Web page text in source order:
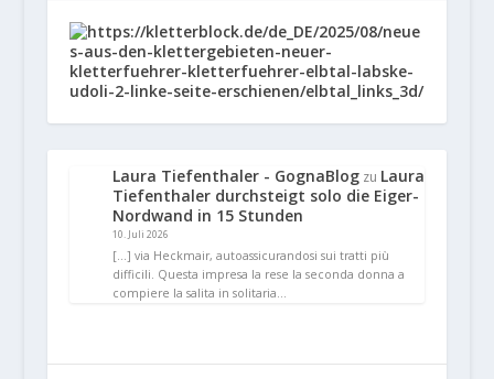
Laura Tiefenthaler - GognaBlogzu Laura
Tiefenthaler durchsteigt solo die Eiger-
Nordwand in 15 Stunden
10. Juli 2026
[…] via Heckmair, autoassicurandosi sui tratti più
difficili. Questa impresa la rese la seconda donna a
compiere la salita in solitaria…